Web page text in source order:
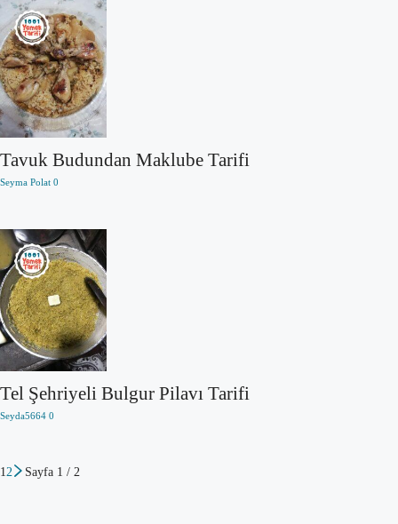
Tavuk Budundan Maklube Tarifi
Seyma Polat 0
Tel Şehriyeli Bulgur Pilavı Tarifi
Seyda5664 0
1 2 Sayfa 1 / 2